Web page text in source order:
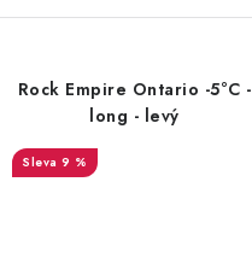
Rock Empire Ontario -5°C -
long - levý
9 %